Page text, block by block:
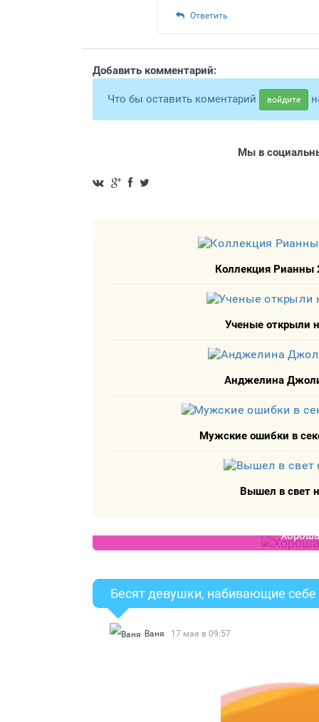
Ответить
Добавить комментарий:
Что бы оставить коментарий войдите
Мы в
Коллекция Рианны
Ученые открыли
Анджелина
Мужские ошибки в
Вышел в свет
Бесят девушки, набивающие себе
Ваня 17 мая в 09:57